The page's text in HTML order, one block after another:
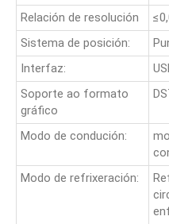
Relación de resolución
Sistema de posición:
Interfaz:
Soporte ao formato
gráfico
Modo de condución:
Modo de refrixeración: